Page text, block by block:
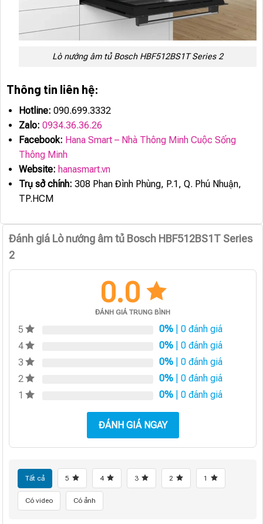
Lò nướng âm tủ Bosch HBF512BS1T Series 2
Thông tin liên hệ:
Hotline: 090.699.3332
Zalo: 0934.36.36.26
Facebook: Hana Smart – Nhà Thông Minh Cuộc Sống
Thông Minh
Website: hanasmart.vn
Trụ sở chính: 308 Phan Đình Phùng, P.1, Q. Phú Nhuận,
TP.HCM
Đánh giá Lò nướng âm tủ Bosch HBF512BS1T Series
2
0.0
ĐÁNH GIÁ TRUNG BÌNH
5 0% | 0 đánh giá
4
0% | 0 đánh giá
3
0% | 0 đánh giá
2
0% | 0 đánh giá
1
0% | 0 đánh giá
ĐÁNH GIÁ NGAY
Tất cả 5 4 3 2 1
Có video Có ảnh